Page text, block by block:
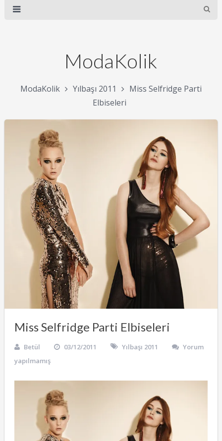
ModaKolik
ModaKolik Yılbaşı 2011
Miss Selfridge Parti
Elbiseleri
Miss Selfridge Parti Elbiseleri
Betül 03/12/2011 Yılbaşı 2011
Yorum
yapılmamış